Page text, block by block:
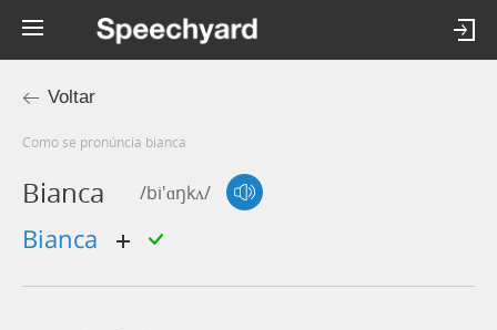
Voltar
Como se pronúncia bianca
Bianca /bi'ɑŋkʌ/
bianca